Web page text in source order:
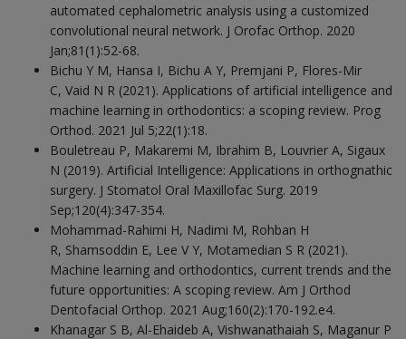
automated cephalometric analysis using a customized
convolutional neural network. J Orofac Orthop. 2020
Jan;81(1):52-68.
Bichu Y M, Hansa I, Bichu A Y, Premjani P, Flores-Mir
C, Vaid N R (2021). Applications of artificial intelligence and
machine learning in orthodontics: a scoping review. Prog
Orthod. 2021 Jul 5;22(1):18.
Bouletreau P, Makaremi M, Ibrahim B, Louvrier A, Sigaux
N (2019). Artificial Intelligence: Applications in orthognathic
surgery. J Stomatol Oral Maxillofac Surg. 2019
Sep;120(4):347-354.
Mohammad-Rahimi H, Nadimi M, Rohban H
R, Shamsoddin E, Lee V Y, Motamedian S R (2021).
Machine learning and orthodontics, current trends and the
future opportunities: A scoping review. Am J Orthod
Dentofacial Orthop. 2021 Aug;160(2):170-192.e4.
Khanagar S B, Al-Ehaideb A, Vishwanathaiah S, Maganur P